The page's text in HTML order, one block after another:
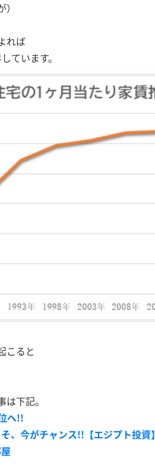
れば
ています。
こると
下記。
へ!!
、今がチャンス!!【エジプト投資】